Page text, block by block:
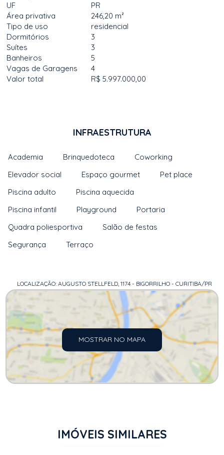
UF
PR
Área privativa
246,20 m²
Tipo de uso
residencial
Dormitórios
3
Suítes
3
Banheiros
5
Vagas de Garagens
4
Valor total
R$ 5.997.000,00
INFRAESTRUTURA
Academia Brinquedoteca
Coworking
Elevador social
Espaço gourmet
Pet place
Piscina adulto
Piscina aquecida
Piscina infantil
Playground
Portaria
Quadra poliesportiva
Salão de festas
Segurança
Terraço
LOCALIZAÇÃO: AUGUSTO STELLFELD, 1174 - BIGORRILHO - CURITIBA/PR
MOSTRAR NO MAPA
IMÓVEIS SIMILARES